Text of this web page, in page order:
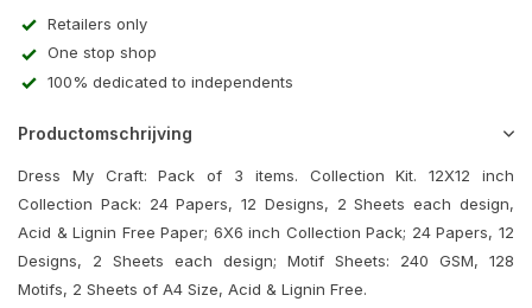
Retailers only
One stop shop
100% dedicated to independents
Productomschrijving
Dress My Craft: Pack of 3 items. Collection Kit. 12X12 inch
Collection Pack: 24 Papers, 12 Designs, 2 Sheets each design,
Acid & Lignin Free Paper; 6X6 inch Collection Pack; 24 Papers, 12
Designs, 2 Sheets each design; Motif Sheets: 240 GSM, 128
Motifs, 2 Sheets of A4 Size, Acid & Lignin Free.